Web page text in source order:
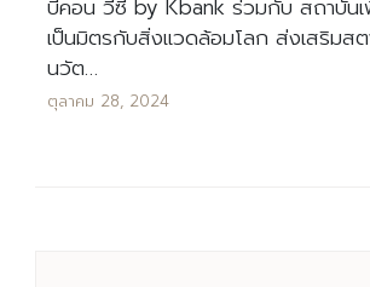
บีคอน วีซี by Kbank ร่วมกับ สถาบัน
เป็นมิตรกับสิ่งแวดล้อมโลก ส่งเสริมส
นวัต…
ตุลาคม 28, 2024